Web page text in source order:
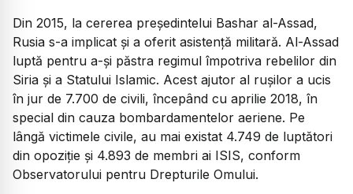
Din 2015, la cererea președintelui Bashar al-Assad,
Rusia s-a implicat și a oferit asistență militară. Al-Assad
luptă pentru a-și păstra regimul împotriva rebelilor din
Siria și a Statului Islamic. Acest ajutor al rușilor a ucis
în jur de 7.700 de civili, începând cu aprilie 2018, în
special din cauza bombardamentelor aeriene. Pe
lângă victimele civile, au mai existat 4.749 de luptători
din opoziție și 4.893 de membri ai ISIS, conform
Observatorului pentru Drepturile Omului.